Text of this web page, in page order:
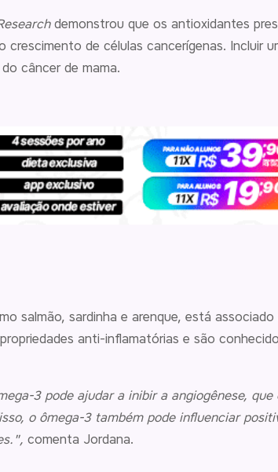
demonstrou que os antioxidantes
crescimento de células cancerígenas. Incluir
câncer de mama.
salmão, sardinha e arenque, está
anti-inflamatórias e são
3 pode ajudar a inibir a angiogênese,
o ômega-3 também pode influenciar
comenta Jordana.